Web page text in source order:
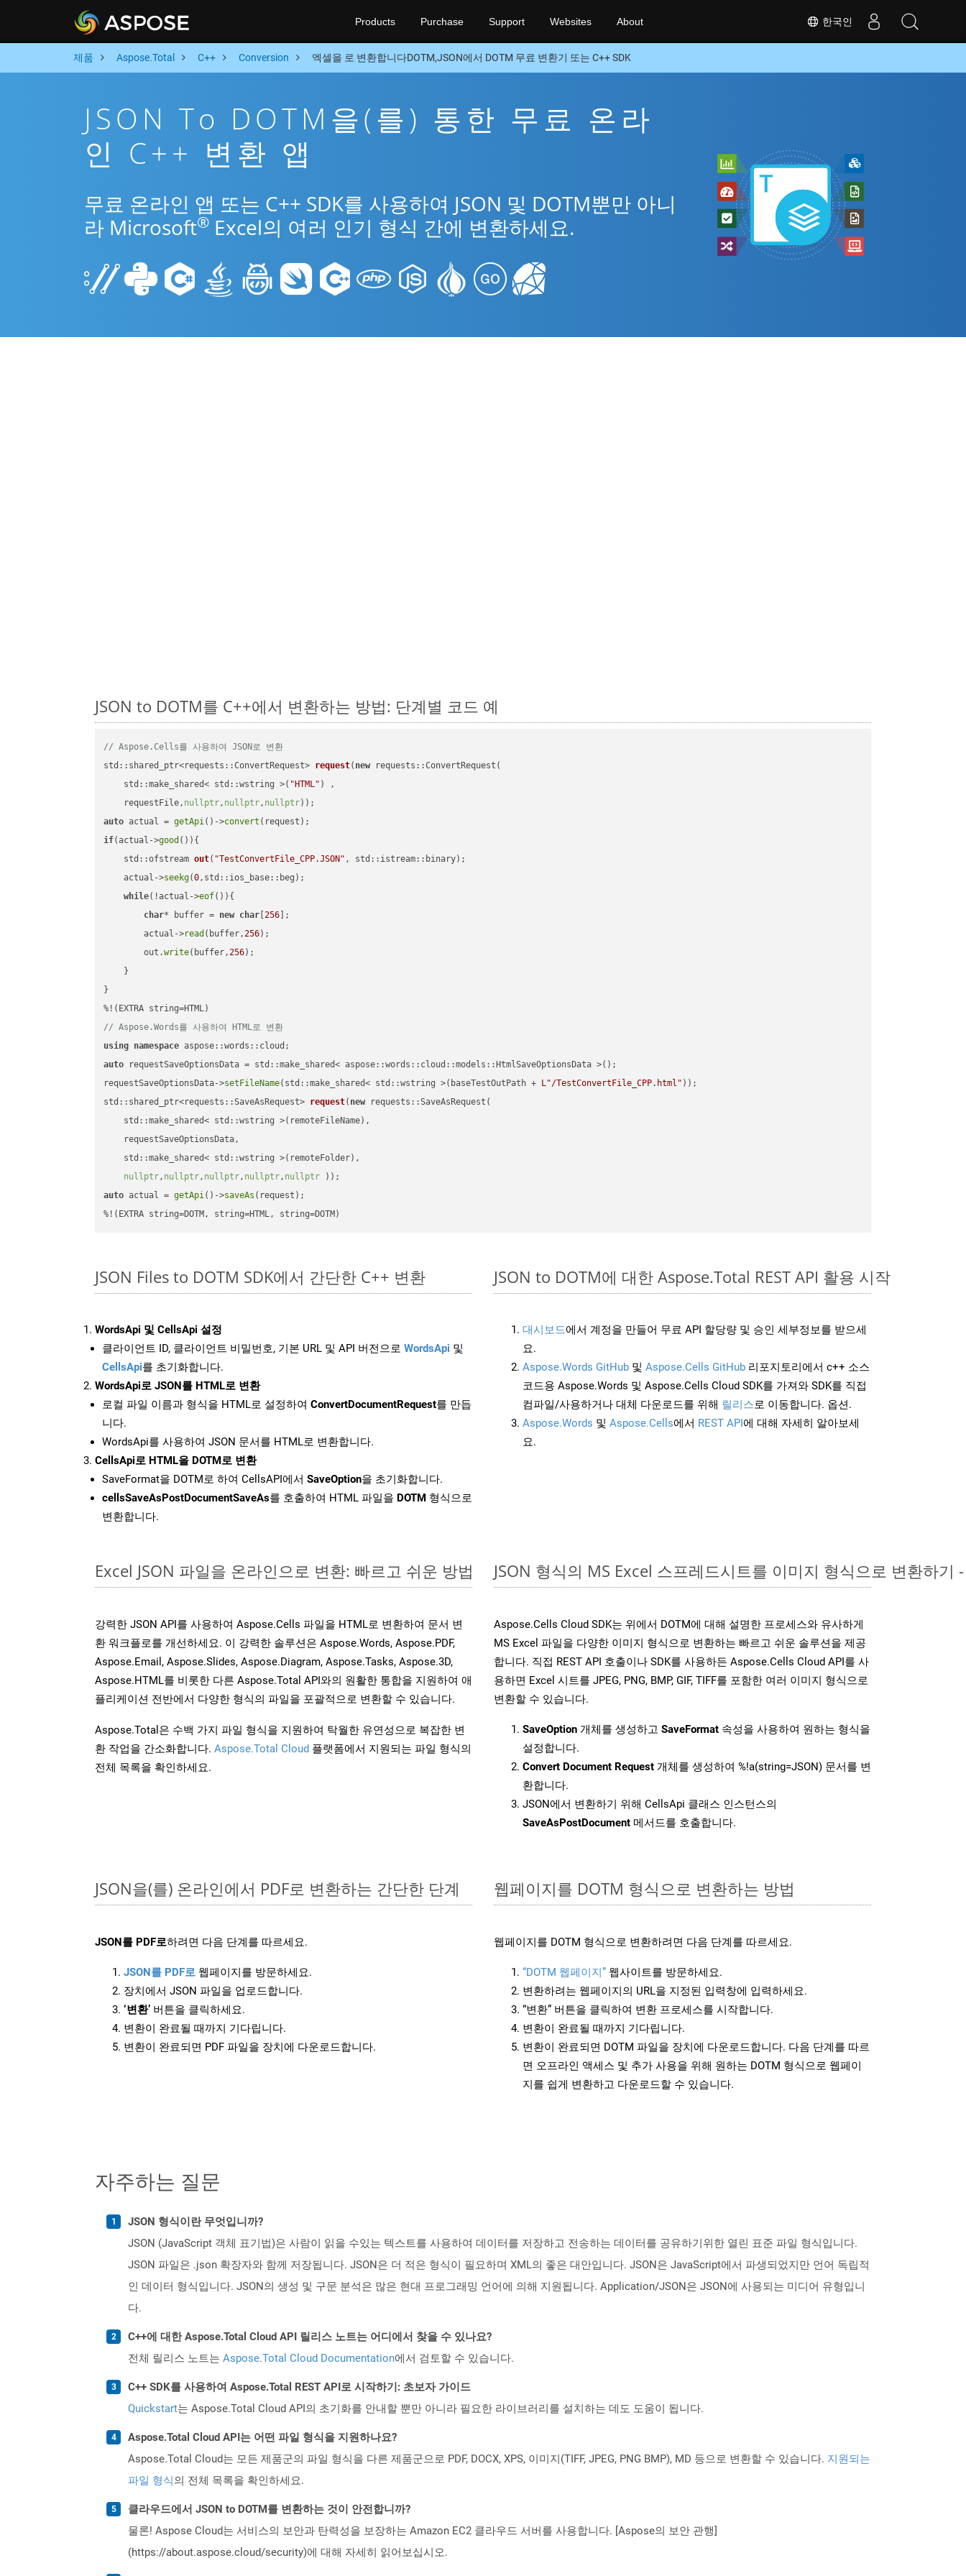
한국인
Products Purchase Support Websites About
제품 Aspose.Total C++ Conversion 엑셀을 로 변환합니다DOTM,JSON에서 DOTM 무료 변환기 또는 C++ SDK
JSON To DOTM을(를) 통한 무료 온라
인 C++ 변환 앱
무료 온라인 앱 또는 C++ SDK를 사용하여 JSON 및 DOTM뿐만 아니
라 Microsoft® Excel의 여러 인기 형식 간에 변환하세요.
JSON to DOTM를 C++에서 변환하는 방법: 단계별 코드 예
// Aspose.Cells를 사용하여 JSON로 변환
std::shared_ptr<requests::ConvertRequest> request( new requests::ConvertRequest(
    std::make_shared< std::wstring >(
"HTML" ) ,
    requestFile,
nullptr, nullptr, nullptr))
auto actual = getApi()->convert
if(actual->good ()){
std::ofstream out( "TestConvertFile_CPP.JSON" , std::istream::binary) ;
    actual->
seekg(0,std::ios_base::beg);
while(!actual->eof()){
char* buffer = new char [256 ];
        actual->
read (buffer,256);
        out.
write(buffer,256);
    }
}
// Aspose.Words를 사용하여 HTML로 변환
using namespace
auto requestSaveOptionsData = std::make_shared< aspose::words::cloud::models::HtmlSaveOptionsData >();
requestSaveOptionsData->setFileName(std::make_shared< std::wstring >(baseTestOutPath + L"/TestConvertFile_CPP.html"
std::shared_ptr<requests::SaveAsRequest> request( new requests::SaveAsRequest(
    std::make_shared< std::wstring >(remoteFileName),
    requestSaveOptionsData,
    std::make_shared< std::wstring >(remoteFolder),
nullptr, nullptr, nullptr, nullptr, nullptr ))
auto actual = getApi()->saveAs (request);
%!(EXTRA string=DOTM, string=HTML, string=DOTM)
JSON Files to DOTM SDK에서 간단한 C++ 변환
WordsApi 및 CellsApi 설정
클라이언트 ID, 클라이언트 비밀번호, 기본 URL 및 API 버전으로 WordsApi 및
CellsApi를 초기화합니다.
WordsApi로 JSON를 HTML로 변환
로컬 파일 이름과 형식을 HTML로 설정하여 ConvertDocumentRequest를 만듭
니다.
WordsApi를 사용하여 JSON 문서를 HTML로 변환합니다.
CellsApi로 HTML을 DOTM로 변환
SaveFormat을 DOTM로 하여 CellsAPI에서 SaveOption을 초기화합니다.
cellsSaveAsPostDocumentSaveAs를 호출하여 HTML 파일을 DOTM 형식으로
변환합니다.
JSON to DOTM에 대한 Aspose.Total REST API 활용 시작
대시보드에서 계정을 만들어 무료 API 할당량 및 승인 세부정보를 받으세
요.
Aspose.Words GitHub 및 Aspose.Cells GitHub 리포지토리에서 c++ 소스
코드용 Aspose.Words 및 Aspose.Cells Cloud SDK를 가져와 SDK를 직접
컴파일/사용하거나 대체 다운로드를 위해 릴리스로 이동합니다. 옵션.
Aspose.Words 및 Aspose.Cells에서 REST API에 대해 자세히 알아보세
요.
Excel JSON 파일을 온라인으로 변환: 빠르고 쉬운 방법
강력한 JSON API를 사용하여 Aspose.Cells 파일을 HTML로 변환하여 문서 변
환 워크플로를 개선하세요. 이 강력한 솔루션은 Aspose.Words, Aspose.PDF,
Aspose.Email, Aspose.Slides, Aspose.Diagram, Aspose.Tasks, Aspose.3D,
Aspose.HTML를 비롯한 다른 Aspose.Total API와의 원활한 통합을 지원하여 애
플리케이션 전반에서 다양한 형식의 파일을 포괄적으로 변환할 수 있습니다.
Aspose.Total은 수백 가지 파일 형식을 지원하여 탁월한 유연성으로 복잡한 변
환 작업을 간소화합니다. Aspose.Total Cloud 플랫폼에서 지원되는 파일 형식의
전체 목록을 확인하세요.
JSON 형식의 MS Excel 스프레드시트를 이미지 형식으로 변환하기
Aspose.Cells Cloud SDK는 위에서 DOTM에 대해 설명한 프로세스와 유사하게
MS Excel 파일을 다양한 이미지 형식으로 변환하는 빠르고 쉬운 솔루션을 제공
합니다. 직접 REST API 호출이나 SDK를 사용하든 Aspose.Cells Cloud API를 사
용하면 Excel 시트를 JPEG, PNG, BMP, GIF, TIFF를 포함한 여러 이미지 형식으로
변환할 수 있습니다.
SaveOption 개체를 생성하고 SaveFormat 속성을 사용하여 원하는 형식을
설정합니다.
Convert Document Request 개체를 생성하여 %!a(string=JSON) 문서를 변
환합니다.
JSON에서 변환하기 위해 CellsApi 클래스 인스턴스의
SaveAsPostDocument 메서드를 호출합니다.
JSON을(를) 온라인에서 PDF로 변환하는 간단한 단계
JSON를 PDF로하려면 다음 단계를 따르세요.
JSON를 PDF로 웹페이지를 방문하세요.
장치에서 JSON 파일을 업로드합니다.
‘변환’ 버튼을 클릭하세요.
변환이 완료될 때까지 기다립니다.
변환이 완료되면 PDF 파일을 장치에 다운로드합니다.
웹페이지를 DOTM 형식으로 변환하는 방법
웹페이지를 DOTM 형식으로 변환하려면 다음 단계를 따르세요.
“DOTM 웹페이지” 웹사이트를 방문하세요.
변환하려는 웹페이지의 URL을 지정된 입력창에 입력하세요.
“변환” 버튼을 클릭하여 변환 프로세스를 시작합니다.
변환이 완료될 때까지 기다립니다.
변환이 완료되면 DOTM 파일을 장치에 다운로드합니다. 다음 단계를 따르
면 오프라인 액세스 및 추가 사용을 위해 원하는 DOTM 형식으로 웹페이
지를 쉽게 변환하고 다운로드할 수 있습니다.
자주하는 질문
JSON 형식이란 무엇입니까?
JSON (JavaScript 객체 표기법)은 사람이 읽을 수있는 텍스트를 사용하여 데이터를 저장하고 전송하는 데이터를 공유하기위한 열린 표준 파일 형식입니다.
JSON 파일은 .json 확장자와 함께 저장됩니다. JSON은 더 적은 형식이 필요하며 XML의 좋은 대안입니다. JSON은 JavaScript에서 파생되었지만 언어 독립적
인 데이터 형식입니다. JSON의 생성 및 구문 분석은 많은 현대 프로그래밍 언어에 의해 지원됩니다. Application/JSON은 JSON에 사용되는 미디어 유형입니
다.
C++에 대한 Aspose.Total Cloud API 릴리스 노트는 어디에서 찾을 수 있나요?
전체 릴리스 노트는 Aspose.Total Cloud Documentation에서 검토할 수 있습니다.
C++ SDK를 사용하여 Aspose.Total REST API로 시작하기: 초보자 가이드
Quickstart는 Aspose.Total Cloud API의 초기화를 안내할 뿐만 아니라 필요한 라이브러리를 설치하는 데도 도움이 됩니다.
Aspose.Total Cloud API는 어떤 파일 형식을 지원하나요?
Aspose.Total Cloud는 모든 제품군의 파일 형식을 다른 제품군으로 PDF, DOCX, XPS, 이미지(TIFF, JPEG, PNG BMP), MD 등으로 변환할 수 있습니다. 지원되는
파일 형식의 전체 목록을 확인하세요.
클라우드에서 JSON to DOTM를 변환하는 것이 안전합니까?
물론! Aspose Cloud는 서비스의 보안과 탄력성을 보장하는 Amazon EC2 클라우드 서버를 사용합니다. [Aspose의 보안 관행]
(https://about.aspose.cloud/security)에 대해 자세히 읽어보십시오.